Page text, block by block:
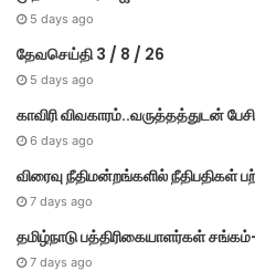
5 days ago
தேவசெய்தி 3 / 8 / 26
5 days ago
காவிரி விவகாரம்..வருத்தத்துடன்
6 days ago
விரைவு நீதிமன்றங்களில் நீதிபதிகள்
7 days ago
தமிழ்நாடு பத்திரிகையாளர்கள்
7 days ago